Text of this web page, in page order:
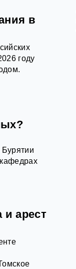
в
году
Бурятии
и арест